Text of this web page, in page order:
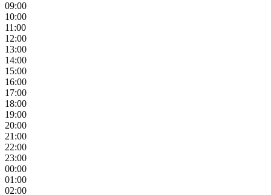
09:00
10:00
11:00
12:00
13:00
14:00
15:00
16:00
17:00
18:00
19:00
20:00
21:00
22:00
23:00
00:00
01:00
02:00